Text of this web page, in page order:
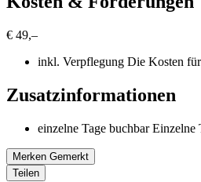
€ 49,–
inkl. Verpflegung Die Kosten
Zusatzinformationen
einzelne Tage buchbarEinzelne
Merken Gemerkt
Teilen